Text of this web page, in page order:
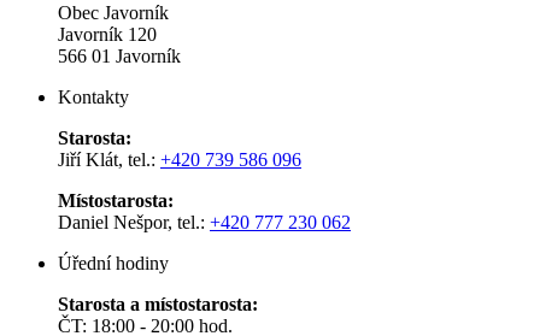
Obec Javorník
Javorník 120
566 01 Javorník
Kontakty
Starosta:
Jiří Klát, tel.: +420 739 586 096
Místostarosta:
Daniel Nešpor, tel.: +420 777 230 062
Úřední hodiny
Starosta a místostarosta:
ČT: 18:00 - 20:00 hod.